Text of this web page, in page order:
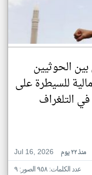
الحوثيين
للسيطرة على
التلغراف
Jul 16, 2026
منذ ٢٢ يوم
عدد الكلمات: ٩٥٨ الصور: ٩